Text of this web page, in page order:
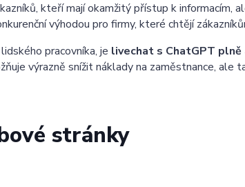
kteří mají okamžitý přístup k informacím,
výhodou pro firmy, které chtějí
pracovníka, je livechat s ChatGPT
výrazně snížit náklady na zaměstnance,
stránky